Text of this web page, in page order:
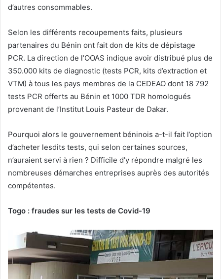
d’autres consommables.
Selon les différents recoupements faits, plusieurs
partenaires du Bénin ont fait don de kits de dépistage
PCR. La direction de l’OOAS indique avoir distribué plus de
350.000 kits de diagnostic (tests PCR, kits d’extraction et
VTM) à tous les pays membres de la CEDEAO dont 18 792
tests PCR offerts au Bénin et 1000 TDR homologués
provenant de l’Institut Louis Pasteur de Dakar.
Pourquoi alors le gouvernement béninois a-t-il fait l’option
d’acheter lesdits tests, qui selon certaines sources,
n’auraient servi à rien ? Difficile d’y répondre malgré les
nombreuses démarches entreprises auprès des autorités
compétentes.
Togo : fraudes sur les tests de Covid-19